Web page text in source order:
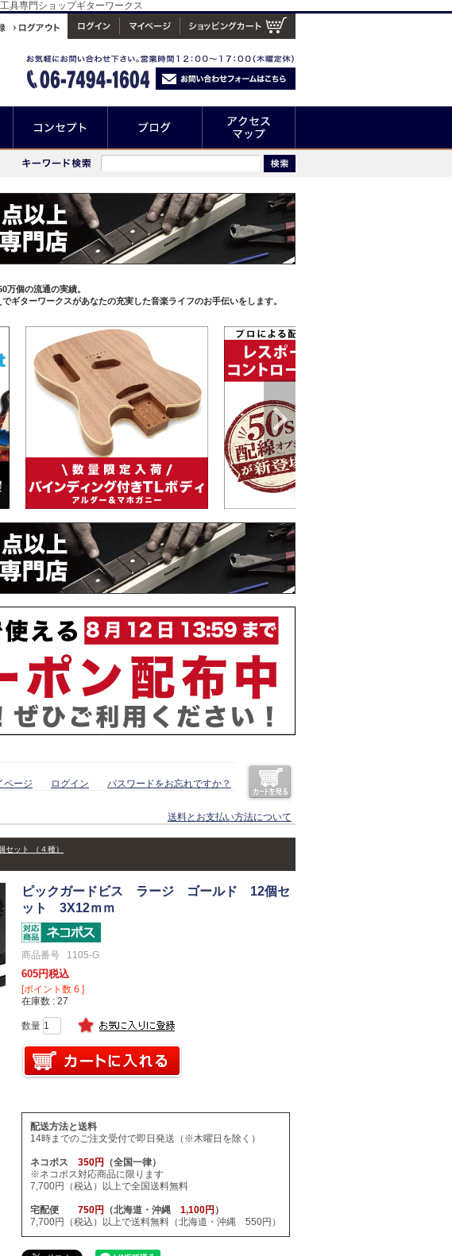
専門ショップギターワークス
万個の流通の実績。
ギターワークスがあなたの充実した音楽ライフのお手伝いをします。
ページ ログイン パスワードをお忘れですか？
送料とお支払い方法について
ット （４種）
ピックガードビス ラージ ゴールド 12個セ
ット 3X12ｍｍ
商品番号 1105-G
605 税込
[ポイント数 6 ]
在庫数
27
配送方法と送料
14時までのご注文受付で即日発送（※木曜日を除く）
ネコポス 350円
（全国一律）
※ネコポス対応商品に限ります
7,700円（税込）以上で全国送料無料
宅配便 750円 （北海道・沖縄 1,100円 ）
7,700円（税込）以上で送料無料（北海道・沖縄 550円）